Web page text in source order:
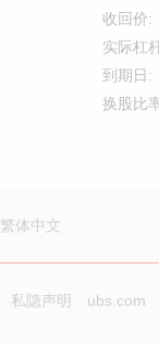
收回价:
实际杠
到期日:
换股比
繁体中文
私隐声明 ubs.com